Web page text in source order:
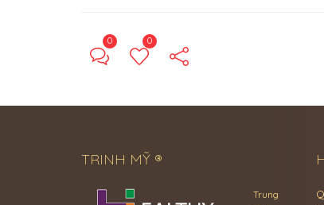
0 0
TRINH MỸ ®
Trung